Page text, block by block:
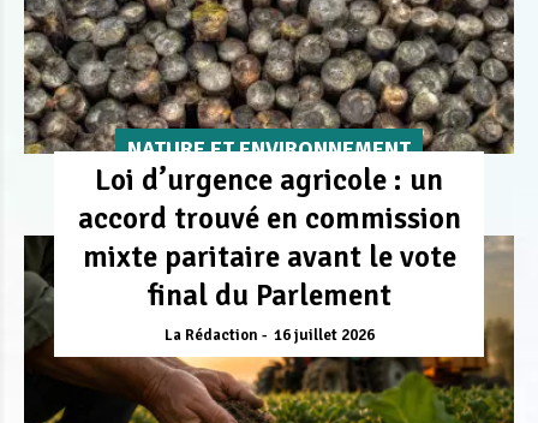
NATURE ET ENVIRONNEMENT
Loi d’urgence agricole : un
accord trouvé en commission
mixte paritaire avant le vote
final du Parlement
La Rédaction 16 juillet 2026